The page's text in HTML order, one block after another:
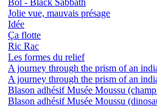
Jolie vue, mauvais présage
Idée
Ça flotte
Ric Rac
Les formes du relief
A journey through the prism of an
A journey through the prism of an
Blason adhésif Musée Moussu
Blason adhésif Musée Moussu